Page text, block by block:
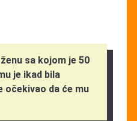
sa kojom je 50
je ikad bila
očekivao da će mu